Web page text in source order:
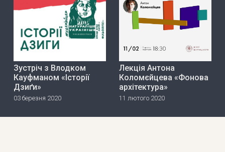
Зустріч з Влодком
Кауфманом «Історії
Дзиґи»
03 березня 2020
Лекція Антона
Коломєйцева «Фонова
архітектура»
11 лютого 2020